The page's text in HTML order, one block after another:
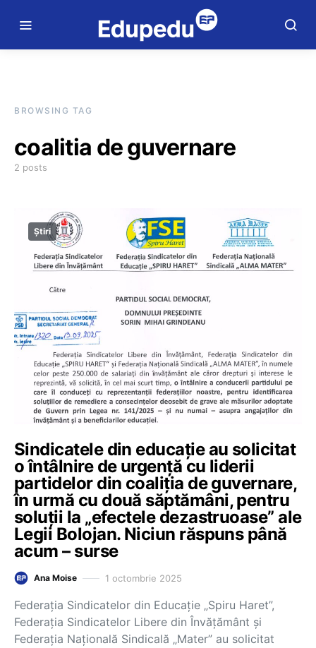
BROWSING TAG
coalitia de guvernare
2 posts
Știri
Sindicatele din educație au solicitat
o întâlnire de urgență cu liderii
partidelor din coaliția de guvernare,
în urmă cu două săptămâni, pentru
soluții la „efectele dezastruoase” ale
Legii Bolojan. Niciun răspuns până
acum – surse
Ana Moise 1 octombrie 2025
Federația Sindicatelor din Educație „Spiru Haret”,
Federația Sindicatelor Libere din Învățământ și
Federația Națională Sindicală „Mater” au solicitat